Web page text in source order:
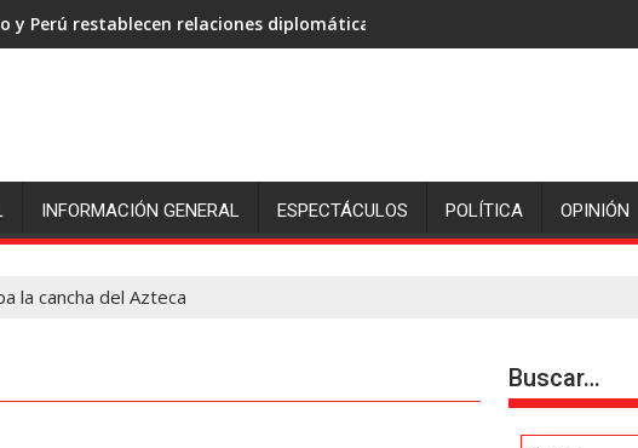
y Perú restablecen relaciones diplomáticas
INFORMACIÓN GENERAL ESPECTÁCULOS POLÍTICA OPINIÓN
la cancha del Azteca
Buscar…